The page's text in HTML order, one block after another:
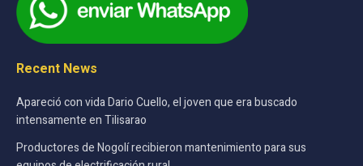
Recent News
Apareció con vida Dario Cuello, el joven que era buscado
intensamente en Tilisarao
Productores de Nogolí recibieron mantenimiento para sus